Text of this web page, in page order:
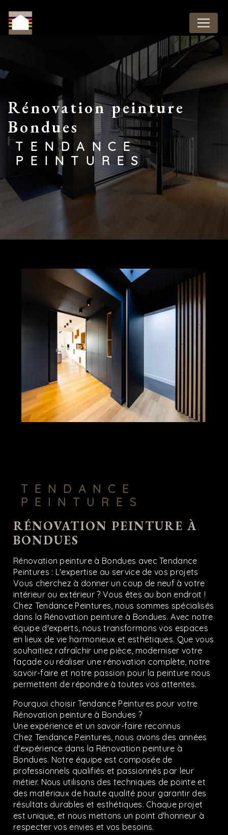
Rénovation peinture
Bondues
TENDANCE
PEINTURES
TENDANCE
PEINTURES
RÉNOVATION PEINTURE À
BONDUES
Rénovation peinture à Bondues avec Tendance
Peintures : L'expertise au service de vos projets
Vous cherchez à donner un coup de neuf à votre
intérieur ou extérieur ? Vous êtes au bon endroit !
Chez Tendance Peintures, nous sommes spécialisés
dans la Rénovation peinture à Bondues. Avec notre
équipe d'experts, nous transformons vos espaces
en lieux de vie harmonieux et esthétiques. Que vous
souhaitiez rafraîchir une pièce, moderniser votre
façade ou réaliser une rénovation complète, notre
savoir-faire et notre passion pour la peinture nous
permettent de répondre à toutes vos attentes.
Pourquoi choisir Tendance Peintures pour votre
Rénovation peinture à Bondues ?
Une expérience et un savoir-faire reconnus
Chez Tendance Peintures, nous avons des années
d'expérience dans la Rénovation peinture à
Bondues. Notre équipe est composée de
professionnels qualifiés et passionnés par leur
métier. Nous utilisons des techniques de pointe et
des matériaux de haute qualité pour garantir des
résultats durables et esthétiques. Chaque projet
est unique, et nous mettons un point d'honneur à
respecter vos envies et vos besoins.